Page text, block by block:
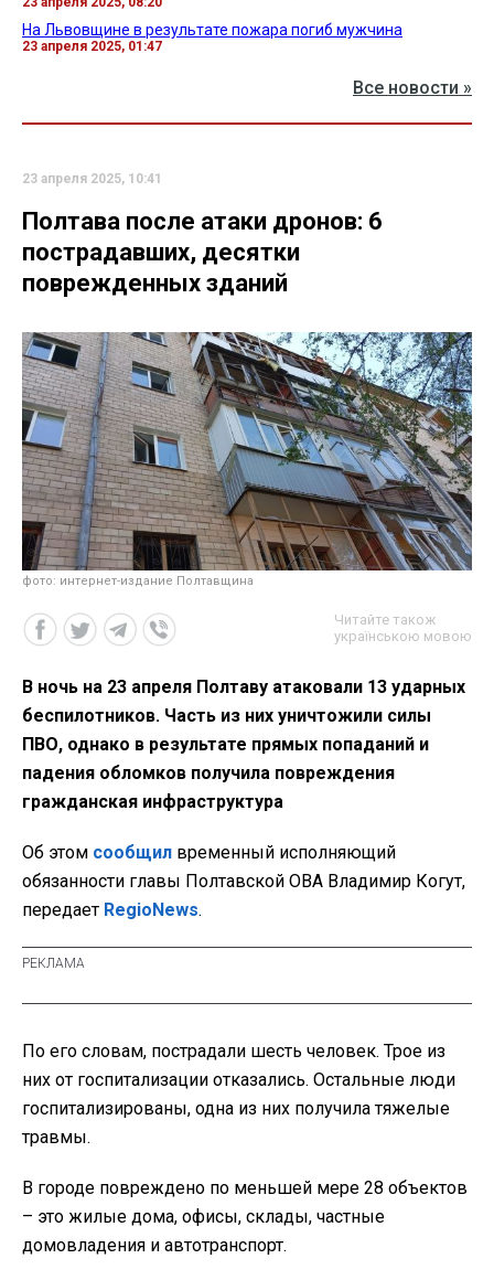
На Львовщине в результате пожара погиб мужчина
23 апреля 2025, 01:47
Все новости »
23 апреля 2025, 10:41
Полтава после атаки дронов: 6
пострадавших, десятки
поврежденных зданий
фото: интернет-издание Полтавщина
Читайте також
українською мовою
В ночь на 23 апреля Полтаву атаковали 13 ударных
беспилотников. Часть из них уничтожили силы
ПВО, однако в результате прямых попаданий и
падения обломков получила повреждения
гражданская инфраструктура
Об этом сообщил временный исполняющий
обязанности главы Полтавской ОВА Владимир Когут,
передает RegioNews.
По его словам, пострадали шесть человек. Трое из
них от госпитализации отказались. Остальные люди
госпитализированы, одна из них получила тяжелые
травмы.
В городе повреждено по меньшей мере 28 объектов
– это жилые дома, офисы, склады, частные
домовладения и автотранспорт.